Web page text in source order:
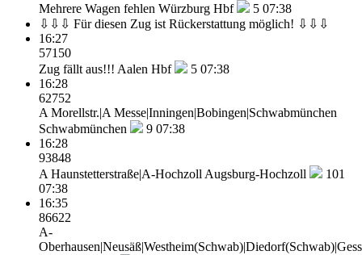
Mehrere Wagen fehlen Würzburg Hbf 5 07:38
⇩⇩⇩ Für diesen Zug ist Rückerstattung möglich! ⇩⇩⇩
16:27
57150
Zug fällt aus!!! Aalen Hbf 5 07:38
16:28
62752
A Morellstr.|A Messe|Inningen|Bobingen|Schwabmünchen
Schwabmünchen
9 07:38
16:28
93848
A Haunstetterstraße|A-Hochzoll Augsburg-Hochzoll
101
07:38
16:35
86622
A-